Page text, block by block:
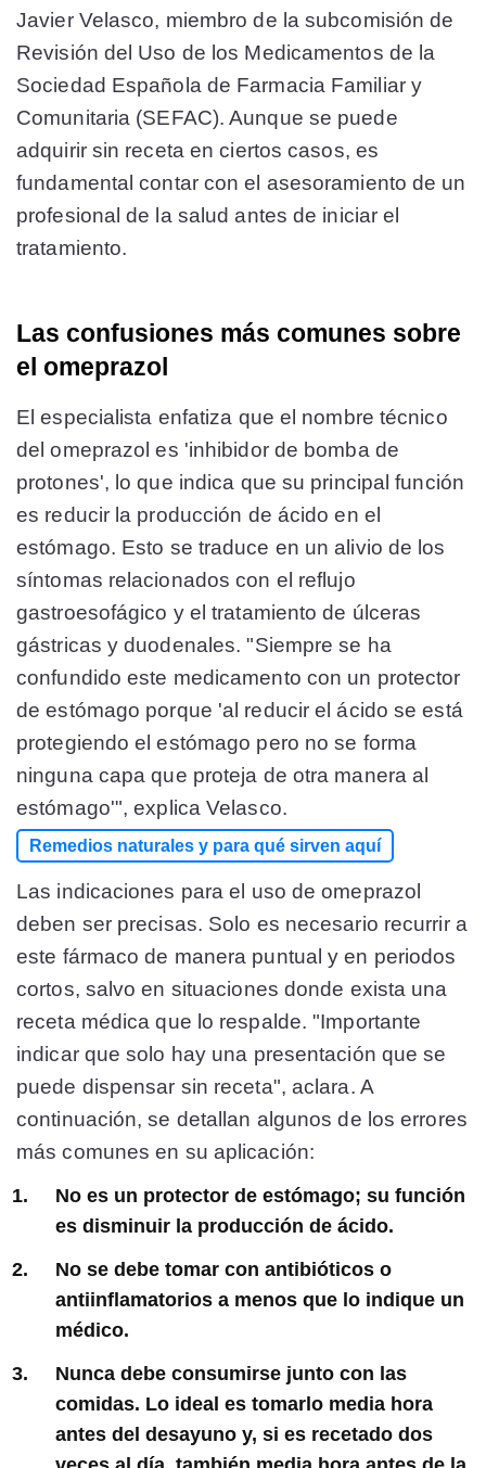
Javier Velasco, miembro de la subcomisión de
Revisión del Uso de los Medicamentos de la
Sociedad Española de Farmacia Familiar y
Comunitaria (SEFAC). Aunque se puede
adquirir sin receta en ciertos casos, es
fundamental contar con el asesoramiento de un
profesional de la salud antes de iniciar el
tratamiento.
Las confusiones más comunes sobre
el omeprazol
El especialista enfatiza que el nombre técnico
del omeprazol es 'inhibidor de bomba de
protones', lo que indica que su principal función
es reducir la producción de ácido en el
estómago. Esto se traduce en un alivio de los
síntomas relacionados con el reflujo
gastroesofágico y el tratamiento de úlceras
gástricas y duodenales. "Siempre se ha
confundido este medicamento con un protector
de estómago porque 'al reducir el ácido se está
protegiendo el estómago pero no se forma
ninguna capa que proteja de otra manera al
estómago'", explica Velasco.
Remedios naturales y para qué sirven aquí
Las indicaciones para el uso de omeprazol
deben ser precisas. Solo es necesario recurrir a
este fármaco de manera puntual y en periodos
cortos, salvo en situaciones donde exista una
receta médica que lo respalde. "Importante
indicar que solo hay una presentación que se
puede dispensar sin receta", aclara. A
continuación, se detallan algunos de los errores
más comunes en su aplicación:
No es un protector de estómago; su función
es disminuir la producción de ácido.
No se debe tomar con antibióticos o
antiinflamatorios a menos que lo indique un
médico.
Nunca debe consumirse junto con las
comidas. Lo ideal es tomarlo media hora
antes del desayuno y, si es recetado dos